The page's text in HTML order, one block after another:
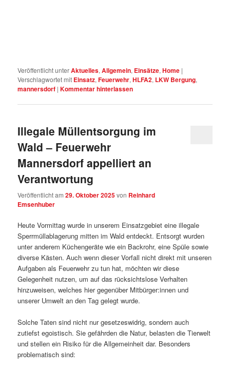
Veröffentlicht unterAktuelles,Allgemein, Einsätze,Home |
Verschlagwortet mit Einsatz,Feuerwehr,HLFA2, LKW Bergung,
mannersdorf |Kommentar hinterlassen
Illegale Müllentsorgung im
Wald – Feuerwehr
Mannersdorf appelliert an
Verantwortung
Veröffentlicht am29. Oktober 2025von Reinhard
Emsenhuber
Heute Vormittag wurde in unserem Einsatzgebiet eine illegale
Sperrmüllablagerung mitten im Wald entdeckt. Entsorgt wurden
unter anderem Küchengeräte wie ein Backrohr, eine Spüle sowie
diverse Kästen. Auch wenn dieser Vorfall nicht direkt mit unseren
Aufgaben als Feuerwehr zu tun hat, möchten wir diese
Gelegenheit nutzen, um auf das rücksichtslose Verhalten
hinzuweisen, welches hier gegenüber Mitbürger:innen und
unserer Umwelt an den Tag gelegt wurde.
Solche Taten sind nicht nur gesetzeswidrig, sondern auch
zutiefst egoistisch. Sie gefährden die Natur, belasten die Tierwelt
und stellen ein Risiko für die Allgemeinheit dar. Besonders
problematisch sind: